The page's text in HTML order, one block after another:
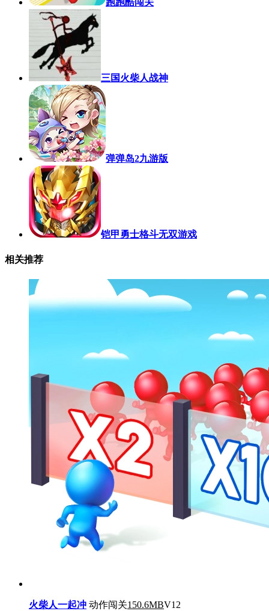
三国火柴人战神
弹弹岛2九游版
铠甲勇士格斗无双游戏
相关推荐
火柴人一起冲 动作闯关150.6MBV12